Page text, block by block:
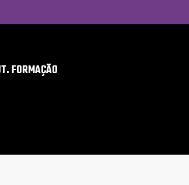
FORMAÇÃO